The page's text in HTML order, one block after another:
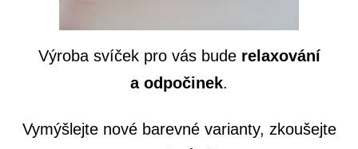
Výroba svíček pro vás bude relaxování
a odpočinek.
Vymýšlejte nové barevné varianty, zkoušejte